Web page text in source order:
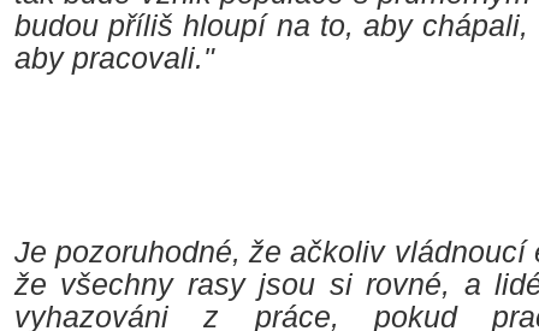
budou příliš hloupí na to, aby
aby pracovali."
Je pozoruhodné, že ačkoliv vládnoucí
že všechny rasy jsou si rovné, a
vyhazováni z práce, pokud